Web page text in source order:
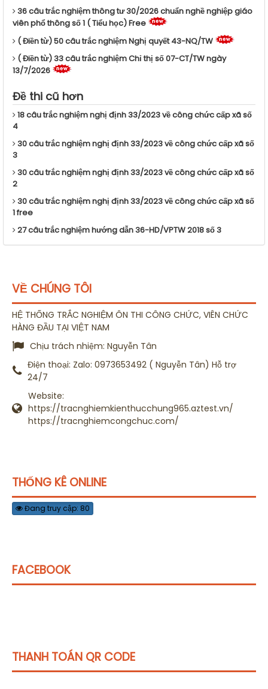
36 câu trắc nghiệm thông tư 30/2026 chuẩn nghề nghiệp giáo
viên phổ thông số 1 ( Tiểu học) Free
( Điền từ) 50 câu trắc nghiệm Nghị quyết 43-NQ/TW
( Điền từ) 33 câu trắc nghiệm Chỉ thị số 07-CT/TW ngày
13/7/2026
Đề thi cũ hơn
18 câu trắc nghiệm nghị định 33/2023 về công chức cấp xã số
4
30 câu trắc nghiệm nghị định 33/2023 về công chức cấp xã số
3
30 câu trắc nghiệm nghị định 33/2023 về công chức cấp xã số
2
30 câu trắc nghiệm nghị định 33/2023 về công chức cấp xã số
1 free
27 câu trắc nghiệm hướng dẫn 36-HD/VPTW 2018 số 3
VỀ CHÚNG TÔI
HỆ THỐNG TRẮC NGHIỆM ÔN THI CÔNG CHỨC, VIÊN CHỨC
HÀNG ĐẦU TẠI VIỆT NAM
Chịu trách nhiệm: Nguyễn Tân
Điện thoại: Zalo: 0973653492 ( Nguyễn Tân) Hỗ trợ
24/7
Website:
https://tracnghiemkienthucchung965.aztest.vn/
https://tracnghiemcongchuc.com/
THỐNG KÊ ONLINE
Đang truy cập: 80
FACEBOOK
THANH TOÁN QR CODE